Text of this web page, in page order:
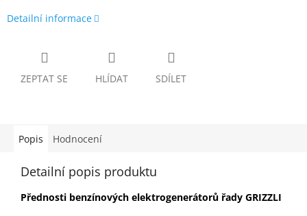
Detailní informace
ZEPTAT SE HLÍDAT SDÍLET
Popis Hodnocení
Detailní popis produktu
Přednosti benzínových elektrogenerátorů řady GRIZZLI